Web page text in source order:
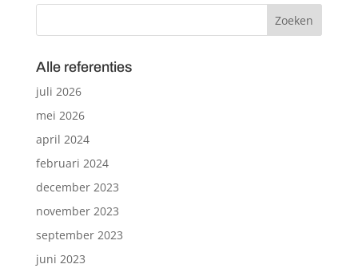
Alle referenties
juli 2026
mei 2026
april 2024
februari 2024
december 2023
november 2023
september 2023
juni 2023